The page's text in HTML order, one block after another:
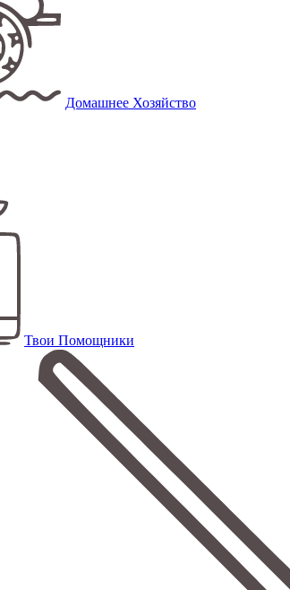
Домашнее Хозяйство
Твои Помощники